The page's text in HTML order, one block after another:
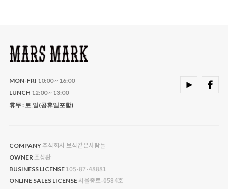
MON-FRI 10:00 ~ 16:00
LUNCH 12:00 ~ 13:00
휴무 : 토,일(공휴일포함)
COMPANY 주식회사 보석같은사람들
OWNER 조상환
BUSINESS LICENSE 105-87-48881
ONLINE SALES LICENSE서울종로-0584호